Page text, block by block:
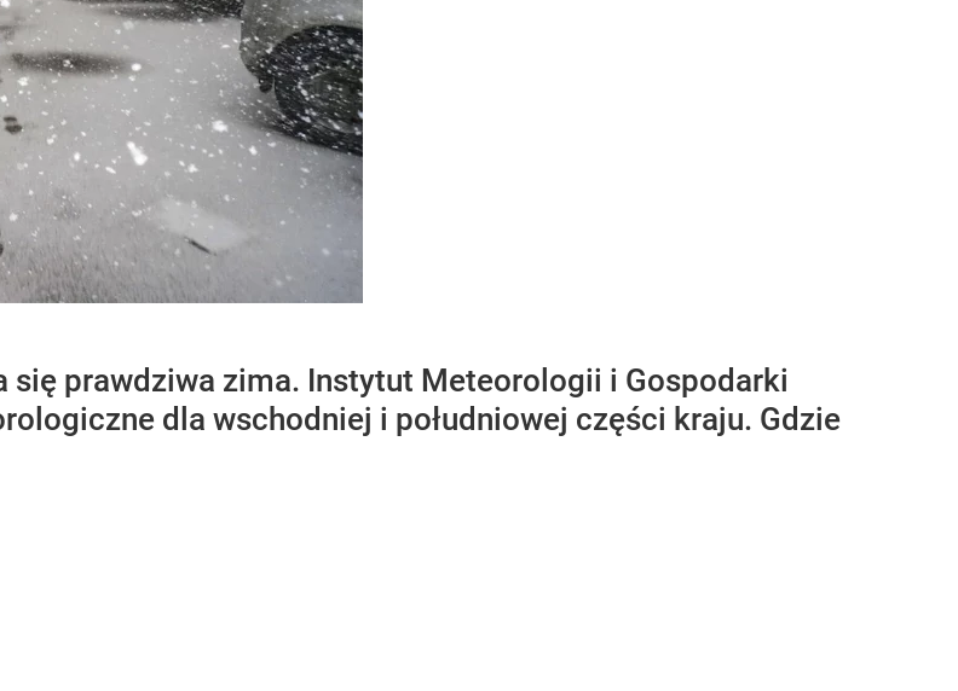
się prawdziwa zima. Instytut Meteorologii i Gospodarki
dla wschodniej i południowej części kraju. Gdzie